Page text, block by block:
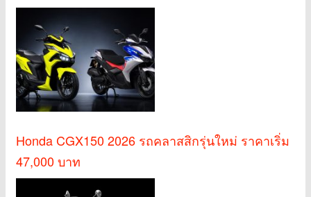
Honda CGX150 2026 รถคลาสสิกรุ่นใหม่ ราคาเริ่ม
47,000 บาท